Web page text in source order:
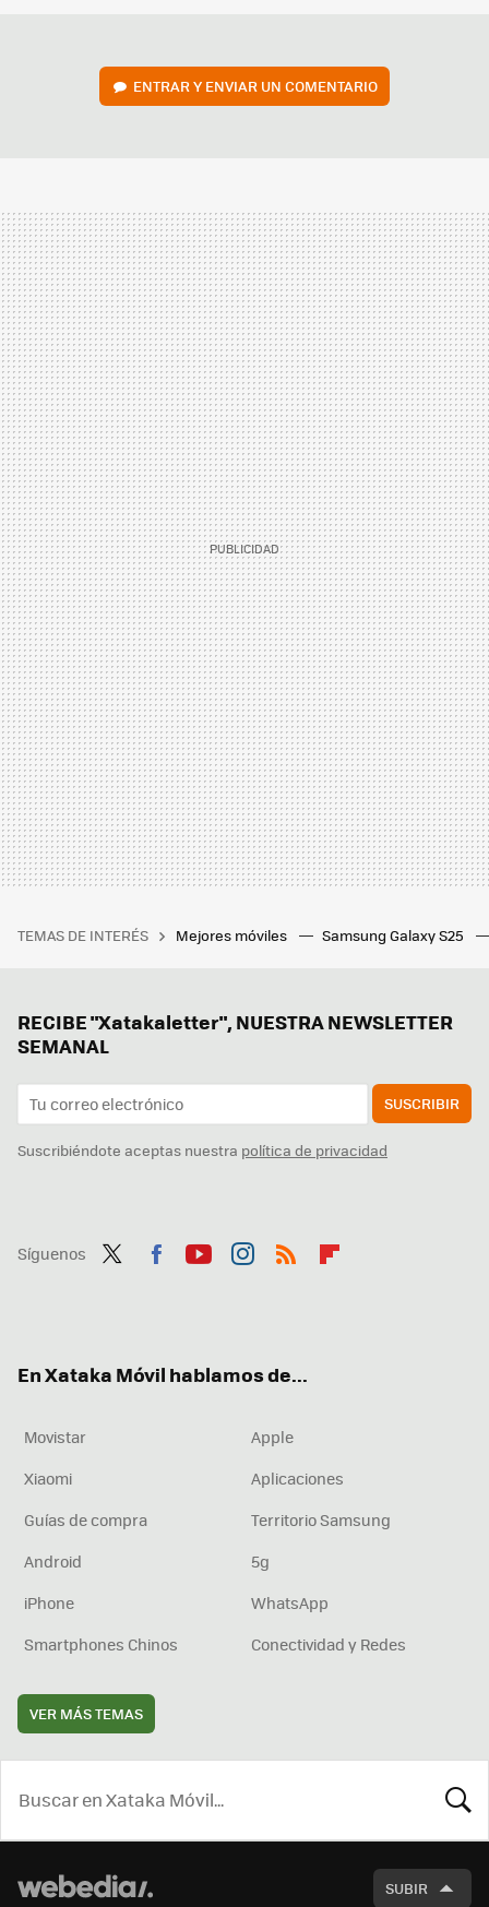
ENTRAR Y ENVIAR UN COMENTARIO
TEMAS DE INTERÉS Mejores móviles Samsung Galaxy S25
RECIBE "Xatakaletter", NUESTRA NEWSLETTER
SEMANAL
SUSCRIBIR
Suscribiéndote aceptas nuestra política de privacidad
Síguenos
En Xataka Móvil hablamos de...
Movistar
Apple
Xiaomi
Aplicaciones
Guías de compra
Territorio Samsung
Android
5g
iPhone
WhatsApp
Smartphones Chinos
Conectividad y Redes
VER MÁS TEMAS
SUBIR